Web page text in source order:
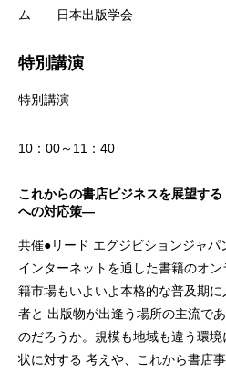
ム 日本出版学会
特別講演
特別講演
10：00～11：40
これからの書店ビジネスを展望す
への対応策―
共催●リード エグジビションジャパ
インターネットを通した書籍のオ
籍市場もいよいよ本格的な普及期
者と 出版物が出逢う場所の主流で
のだろうか。規模も地域も違う環
状に対する 考えや、これから書店